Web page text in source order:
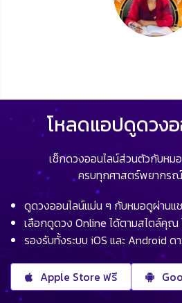
โหลดแอปดูดวง
เช็กดวงออนไลน์ส่วนตัวกับหม
ครบทุกศาสตร์พยากรณ์
ดูดวงออนไลน์แม่น ๆ กับหมอดูผ่านแ
เลือกดูดวง Online ได้ตามสไตล์คุณ
รองรับทั้งระบบ iOS และ Android ด
Apple Store ฟรี